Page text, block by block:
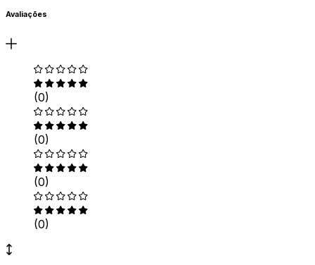
Avaliações
(0)
(0)
(0)
(0)